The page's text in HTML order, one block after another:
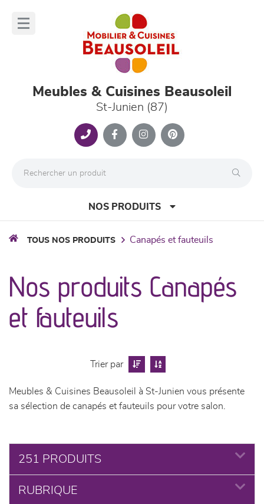
Meubles & Cuisines Beausoleil
St-Junien (87)
NOS PRODUITS
séjours
meubles de complément
chambres et dressing
décoration
TOUS NOS PRODUITS canapés et fauteuils
Nos produits Canapés
et fauteuils
Trier par
Meubles & Cuisines Beausoleil à St-Junien vous présente
sa sélection de canapés et fauteuils pour votre salon.
251 PRODUITS
RUBRIQUE